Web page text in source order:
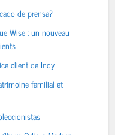
de prensa?
Wise : un nouveau
client de Indy
familial et